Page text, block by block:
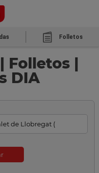
Folletos
Folletos |
DIA